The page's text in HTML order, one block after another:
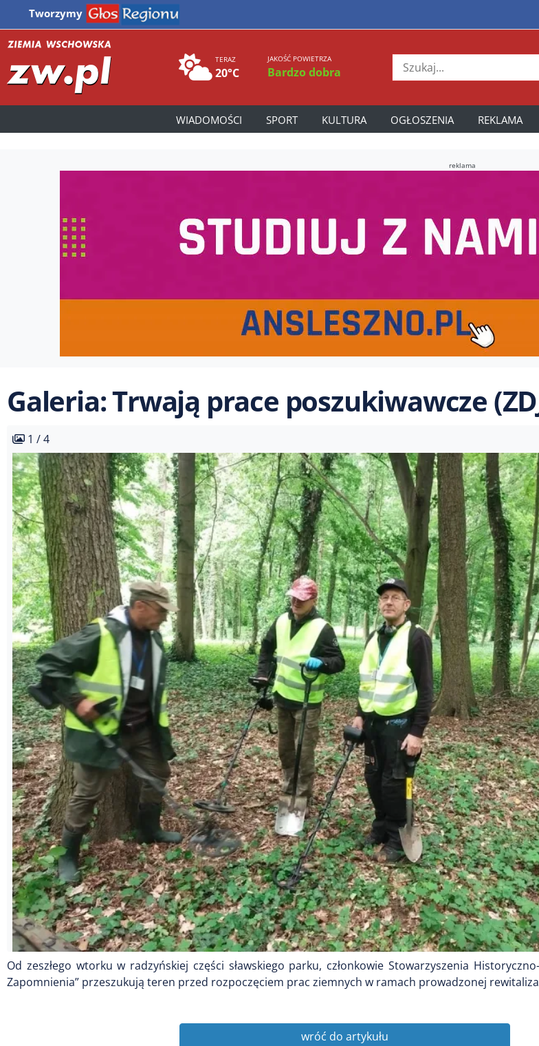
Tworzymy
TERAZ
20°C
JAKOŚĆ POWIETRZA
Bardzo dobra
WIADOMOŚCI SPORT KULTURA OGŁOSZENIA REKLAMA
reklama
Galeria: Trwają prace poszukiwawcze
1 / 4
Od zeszłego wtorku w radzyńskiej części sławskiego parku, członkowie Stowarzyszenia
Zapomnienia” przeszukują teren przed rozpoczęciem prac ziemnych w ramach prowadzonej
wróć do artykułu